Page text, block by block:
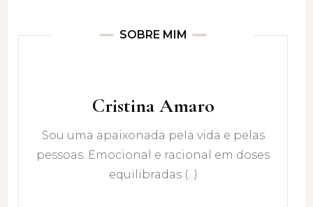
SOBRE MIM
Cristina Amaro
Sou uma apaixonada pela vida e pelas
pessoas. Emocional e racional em doses
equilibradas (...)